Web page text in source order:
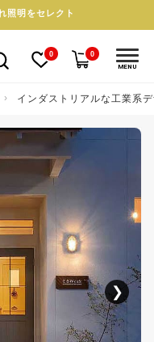
照明をセレクト
0 0
MENU
インダストリアルな工業系
❯